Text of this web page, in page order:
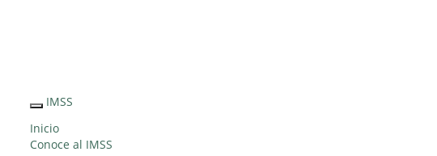
el IMSS al
Ciudadano"
Interruptor
de
Navegación
IMSS
Inicio
Conoce al IMSS